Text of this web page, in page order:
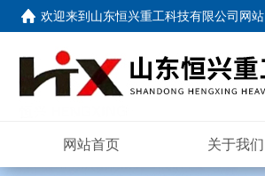
欢迎来到 山东恒兴重工科技有限公司网站
网站首页 关于我们